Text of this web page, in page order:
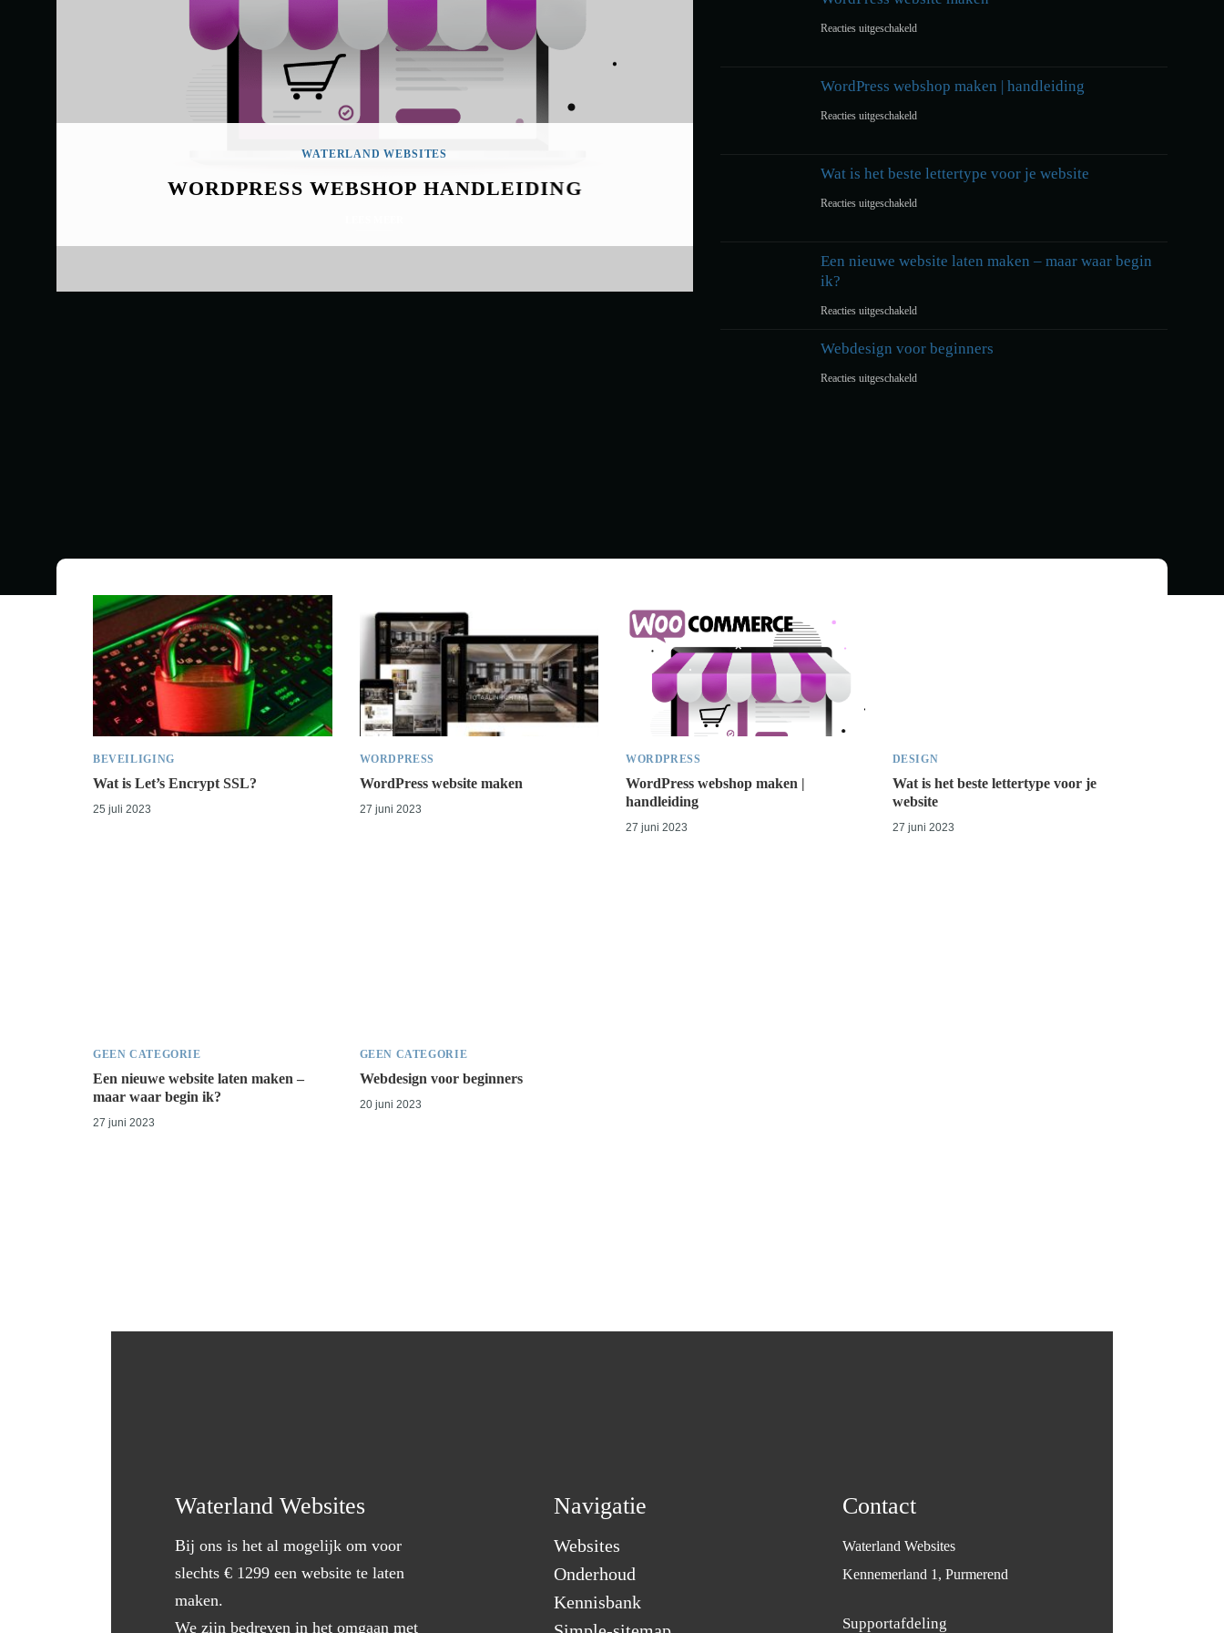
WATERLAND WEBSITES
WORDPRESS WEBSHOP HANDLEIDING
Let’s
Reacties uitgeschakeldvoor
website
maken
WordPress webshop maken | handleiding
Reacties uitgeschakeldvoor
webshop
maken
Wat is het beste lettertype voor je website
Reacties uitgeschakeldvoor
is
beste
Een nieuwe website laten maken – maar waar begin
ik?
Reacties uitgeschakeldvoor
begin
Webdesign voor beginners
Reacties uitgeschakeldvoor
BEVEILIGING
Wat is Let’s Encrypt SSL?
25 juli 2023
WORDPRESS
WordPress website maken
27 juni 2023
WORDPRESS
WordPress webshop maken |
handleiding
27 juni 2023
DESIGN
Wat is het beste lettertype voor je
website
27 juni 2023
GEEN CATEGORIE
Een nieuwe website laten maken –
maar waar begin ik?
27 juni 2023
GEEN CATEGORIE
Webdesign voor beginners
20 juni 2023
Waterland Websites
Bij ons is het al mogelijk om voor
slechts € 1299 een website te laten
maken.
We zijn bedreven in het omgaan met
Navigatie
Websites
Onderhoud
Kennisbank
Contact
Waterland Websites
Kennemerland 1, Purmerend
Supportafdeling